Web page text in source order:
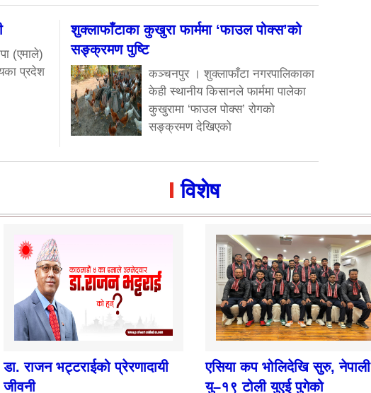
(एमाले)
प्रदेश
शुक्लाफाँटाका कुखुरा फार्ममा ‘फाउल पोक्स’को
सङ्क्रमण पुष्टि
कञ्चनपुर । शुक्लाफाँटा नगरपालिकाका
केही स्थानीय किसानले फार्ममा पालेका
कुखुरामा ‘फाउल पोक्स’ रोगको
सङ्क्रमण देखिएको
विशेष
डा. राजन भट्टराईको प्रेरणादायी
जीवनी
एसिया कप भोलिदेखि सुरु, नेपाली
यु–१९ टोली युएई पुगेको